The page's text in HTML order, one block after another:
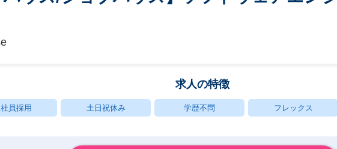
求人の特徴
員採用 土日祝休み 学歴不問 フレックス